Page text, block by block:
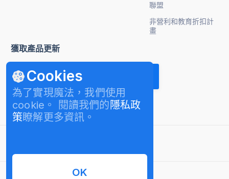
Cookies
為了實現魔法，我們使用
cookie。 閱讀我們的 隱私政
策瞭解更多資訊。
OK
聯盟
非營利和教育折扣計
畫
獲取產品更新